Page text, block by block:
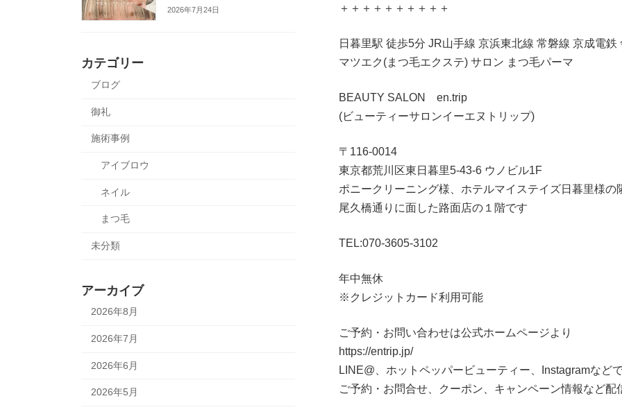
＋＋＋＋＋＋＋＋＋＋
日暮里駅 徒歩5分 JR山手線 京浜東北線 常磐線 京成電鉄
マツエク(まつ毛エクステ) サロン まつ毛パーマ
BEAUTY SALON en.trip
(ビューティーサロンイーエヌトリップ)
〒116-0014
東京都荒川区東日暮里5-43-6 ウノビル1F
ポニークリーニング様、ホテルマイステイズ日暮里様の
尾久橋通りに面した路面店の１階です
TEL:070-3605-3102
年中無休
※クレジットカード利用可能
ご予約・お問い合わせは公式ホームページより
https://entrip.jp/
LINE@、ホットペッパービューティー、Instagramなど
ご予約・お問合せ、クーポン、キャンペーン情報など配
2026年7月24日
カテゴリー
ブログ
御礼
施術事例
アイブロウ
ネイル
まつ毛
未分類
アーカイブ
2026年8月
2026年7月
2026年6月
2026年5月